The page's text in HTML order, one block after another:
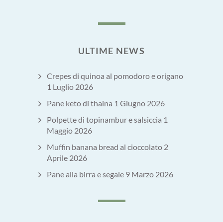
ULTIME NEWS
Crepes di quinoa al pomodoro e origano
1 Luglio 2026
Pane keto di thaina 1 Giugno 2026
Polpette di topinambur e salsiccia 1
Maggio 2026
Muffin banana bread al cioccolato 2
Aprile 2026
Pane alla birra e segale 9 Marzo 2026